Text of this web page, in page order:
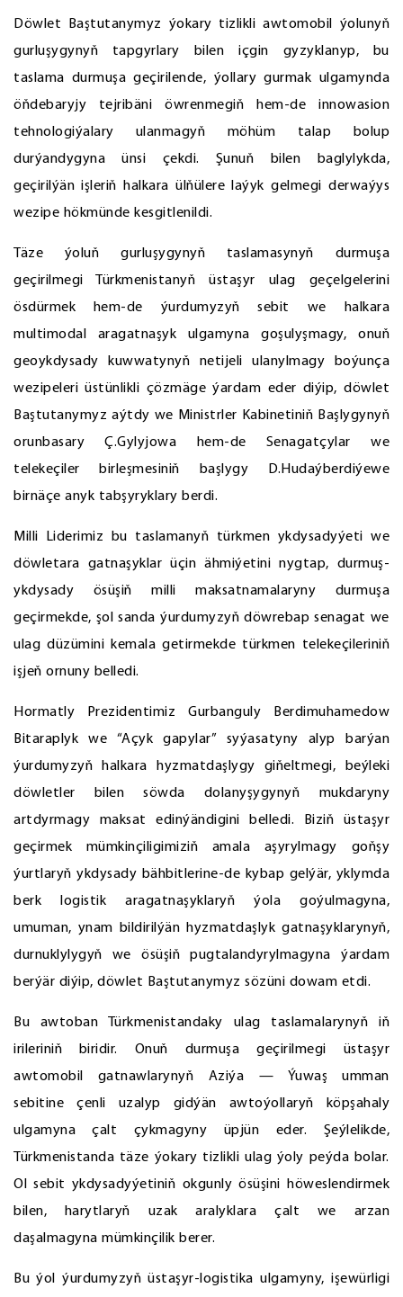
Döwlet Baştutanymyz ýokary tizlikli awtomobil ýolunyň
gurluşygynyň tapgyrlary bilen içgin gyzyklanyp, bu
taslama durmuşa geçirilende, ýollary gurmak ulgamynda
öňdebaryjy tejribäni öwrenmegiň hem-de innowasion
tehnologiýalary ulanmagyň möhüm talap bolup
durýandygyna ünsi çekdi. Şunuň bilen baglylykda,
geçirilýän işleriň halkara ülňülere laýyk gelmegi derwaýys
wezipe hökmünde kesgitlenildi.
Täze ýoluň gurluşygynyň taslamasynyň durmuşa
geçirilmegi Türkmenistanyň üstaşyr ulag geçelgelerini
ösdürmek hem-de ýurdumyzyň sebit we halkara
multimodal aragatnaşyk ulgamyna goşulyşmagy, onuň
geoykdysady kuwwatynyň netijeli ulanylmagy boýunça
wezipeleri üstünlikli çözmäge ýardam eder diýip, döwlet
Baştutanymyz aýtdy we Ministrler Kabinetiniň Başlygynyň
orunbasary Ç.Gylyjowa hem-de Senagatçylar we
telekeçiler birleşmesiniň başlygy D.Hudaýberdiýewe
birnäçe anyk tabşyryklary berdi.
Milli Liderimiz bu taslamanyň türkmen ykdysadyýeti we
döwletara gatnaşyklar üçin ähmiýetini nygtap, durmuş-
ykdysady ösüşiň milli maksatnamalaryny durmuşa
geçirmekde, şol sanda ýurdumyzyň döwrebap senagat we
ulag düzümini kemala getirmekde türkmen telekeçileriniň
işjeň ornuny belledi.
Hormatly Prezidentimiz Gurbanguly Berdimuhamedow
Bitaraplyk we “Açyk gapylar” syýasatyny alyp barýan
ýurdumyzyň halkara hyzmatdaşlygy giňeltmegi, beýleki
döwletler bilen söwda dolanyşygynyň mukdaryny
artdyrmagy maksat edinýändigini belledi. Biziň üstaşyr
geçirmek mümkinçiligimiziň amala aşyrylmagy goňşy
ýurtlaryň ykdysady bähbitlerine-de kybap gelýär, yklymda
berk logistik aragatnaşyklaryň ýola goýulmagyna,
umuman, ynam bildirilýän hyzmatdaşlyk gatnaşyklarynyň,
durnuklylygyň we ösüşiň pugtalandyrylmagyna ýardam
berýär diýip, döwlet Baştutanymyz sözüni dowam etdi.
Bu awtoban Türkmenistandaky ulag taslamalarynyň iň
irileriniň biridir. Onuň durmuşa geçirilmegi üstaşyr
awtomobil gatnawlarynyň Aziýa — Ýuwaş umman
sebitine çenli uzalyp gidýän awtoýollaryň köpşahaly
ulgamyna çalt çykmagyny üpjün eder. Şeýlelikde,
Türkmenistanda täze ýokary tizlikli ulag ýoly peýda bolar.
Ol sebit ykdysadyýetiniň okgunly ösüşini höweslendirmek
bilen, harytlaryň uzak aralyklara çalt we arzan
daşalmagyna mümkinçilik berer.
Bu ýol ýurdumyzyň üstaşyr-logistika ulgamyny, işewürligi